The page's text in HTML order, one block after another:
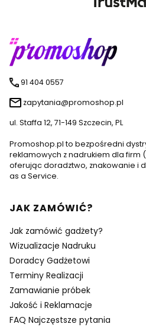
91 404 0557
zapytania@promoshop.pl
ul. Staffa 12, 71-149 Szczecin, PL
Promoshop.pl to bezpośredni
reklamowych z nadrukiem dla firm
oferując doradztwo, znakowanie i
as a Service.
Linki w stopce
JAK ZAMÓWIĆ?
Jak zamówić gadżety?
Wizualizacje Nadruku
Doradcy Gadżetowi
Terminy Realizacji
Zamawianie próbek
Jakość i Reklamacje
FAQ Najczęstsze pytania